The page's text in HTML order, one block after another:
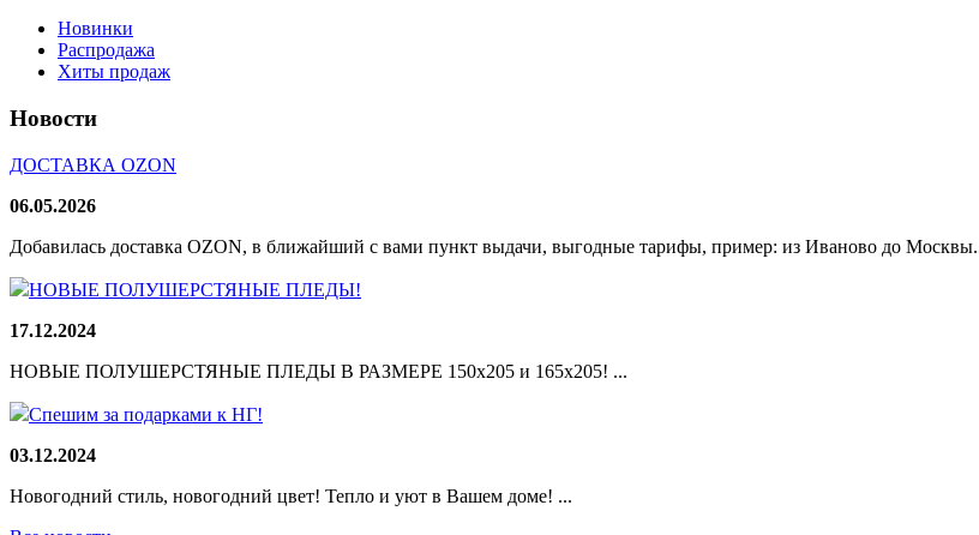
Новинки
Распродажа
Хиты продаж
Новости
ДОСТАВКА OZON
06.05.2026
Добавилась доставка OZON, в ближайший с вами пункт выдачи, выгодные тарифы, пример: из Иваново до
НОВЫЕ ПОЛУШЕРСТЯНЫЕ ПЛЕДЫ!
17.12.2024
НОВЫЕ ПОЛУШЕРСТЯНЫЕ ПЛЕДЫ В РАЗМЕРЕ 150х205 и 165х205! ...
Спешим за подарками к НГ!
03.12.2024
Новогодний стиль, новогодний цвет! Тепло и уют в Вашем доме! ...